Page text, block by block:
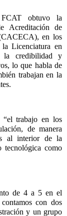
obtuvo la
Acreditación de
en los
Licenciatura en
la credibilidad y
lo que habla de
trabajan en la
“el trabajo en los
de manera
al interior de la
tecnológica como
de 4 a 5 en el
con dos
y un grupo